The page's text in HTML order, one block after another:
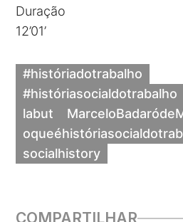
Duração
12’01’
#históriadotrabalho
#históriasocialdotrabalho
labut
socialhistory
COMPARTILHAR